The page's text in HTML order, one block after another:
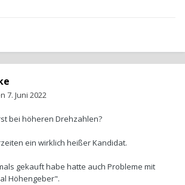
7. Juni 2022
bei höheren Drehzahlen?
ein wirklich heißer Kandidat.
gekauft habe hatte auch Probleme mit
Höhengeber".